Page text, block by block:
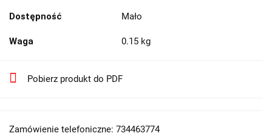
Dostępność Mało
Waga 0.15 kg
Pobierz produkt do PDF
Zamówienie telefoniczne: 734463774